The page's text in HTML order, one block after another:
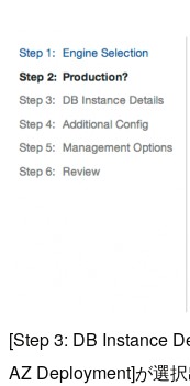
[Step 3: DB Instance
AZ Deployment]が選